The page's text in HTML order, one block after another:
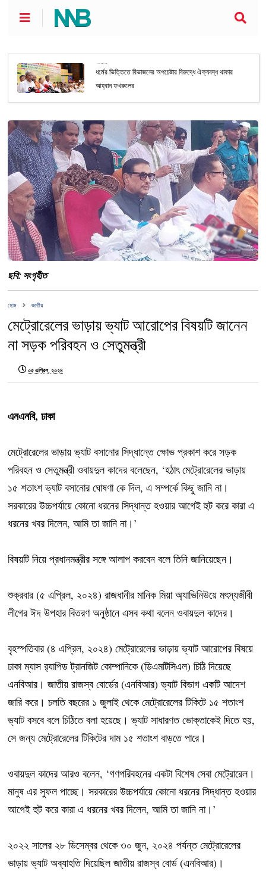
ধর্মের ভিত্তিতে বিভাজনের অপচেষ্টার বিরুদ্ধে ঐক্যবদ্ধ থাকার
আহ্বান ফখরুলের
ছবি: সংগৃহীত
হোম জাতীয়
মেট্রোরেলের ভাড়ায় ভ্যাট আরোপের বিষয়টি জানেন
না সড়ক পরিবহন ও সেতুমন্ত্রী
০৫ এপ্রিল, ২০২৪
এনএনবি, ঢাকা
মেট্রোরেলের ভাড়ায় ভ্যাট বসানোর সিদ্ধান্তে ক্ষোভ প্রকাশ করে সড়ক
পরিবহন ও সেতুমন্ত্রী ওবায়দুল কাদের বলেছেন, ‘হঠাৎ মেট্রোরেলের ভাড়ায়
১৫ শতাংশ ভ্যাট বসানোর ঘোষণা কে দিল, এ সম্পর্কে কিছু জানি না।
সরকারের উচ্চপর্যায়ে কোনো ধরনের সিদ্ধান্ত হওয়ার আগেই হুট করে কারা এ
ধরনের খবর দিলেন, আমি তা জানি না।’
বিষয়টি নিয়ে প্রধানমন্ত্রীর সঙ্গে আলাপ করবেন বলে তিনি জানিয়েছেন।
শুক্রবার (৫ এপ্রিল, ২০২৪) রাজধানীর মানিক মিয়া অ্যাভিনিউয়ে মৎস্যজীবী
লীগের ঈদ উপহার বিতরণ অনুষ্ঠানে এসব কথা বলেন ওবায়দুল কাদের।
বৃহস্পতিবার (৪ এপ্রিল, ২০২৪) মেট্রোরেলের ভাড়ায় ভ্যাট আরোপের বিষয়ে
ঢাকা ম্যাস র‍্যাপিড ট্রানজিট কোম্পানিকে (ডিএমটিসিএল) চিঠি দিয়েছে
এনবিআর। জাতীয় রাজস্ব বোর্ডের (এনবিআর) ভ্যাট বিভাগ একটি আদেশ
জারি করে। চলতি বছরের ১ জুলাই থেকে মেট্রোরেলের টিকিটে ১৫ শতাংশ
ভ্যাট বসবে বলে চিঠিতে বলা হয়েছে। ভ্যাট সাধারণত ভোক্তাকেই দিতে হয়,
সে জন্য মেট্রোরেলের টিকিটের দাম ১৫ শতাংশ বাড়তে পারে।
ওবায়দুল কাদের আরও বলেন, ‘গণপরিবহনের একটা বিশেষ সেবা মেট্রোরেল।
মানুষ এর সুফল পাচ্ছে। সরকারের উচ্চপর্যায়ে কোনো ধরনের সিদ্ধান্ত হওয়ার
আগেই হুট করে কারা এ ধরনের খবর দিলেন, আমি তা জানি না।’
২০২২ সালের ২৮ ডিসেম্বর থেকে ৩০ জুন, ২০২৪ পর্যন্ত মেট্রোরেলের
ভাড়ায় ভ্যাট অব্যাহতি দিয়েছিল জাতীয় রাজস্ব বোর্ড (এনবিআর)।